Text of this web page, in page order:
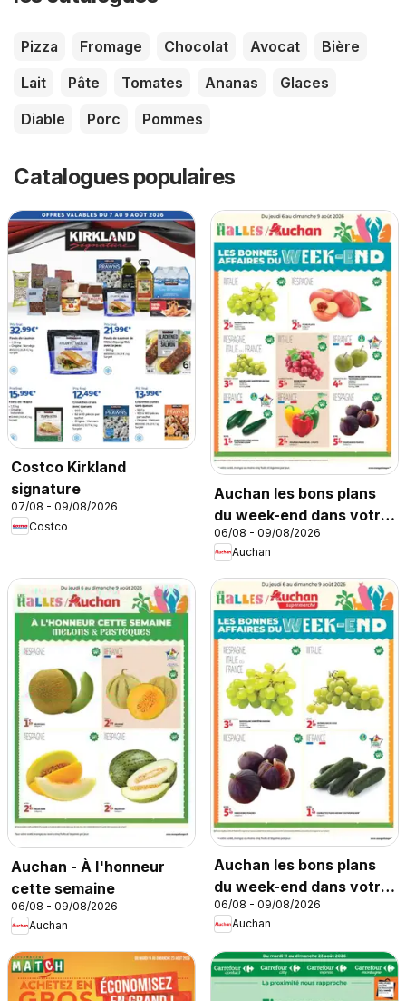
Pizza Fromage Chocolat Avocat
Bière
Lait
Pâte Tomates Ananas
Glaces
Diable
Porc Pommes
Catalogues populaires
Costco Kirkland
signature
07/08 - 09/08/2026
Costco
Auchan les bons plans
du week-end dans votre
hyper
06/08 - 09/08/2026
Auchan
Auchan - À l'honneur
cette semaine
06/08 - 09/08/2026
Auchan
Auchan les bons plans
du week-end dans votre
super
06/08 - 09/08/2026
Auchan